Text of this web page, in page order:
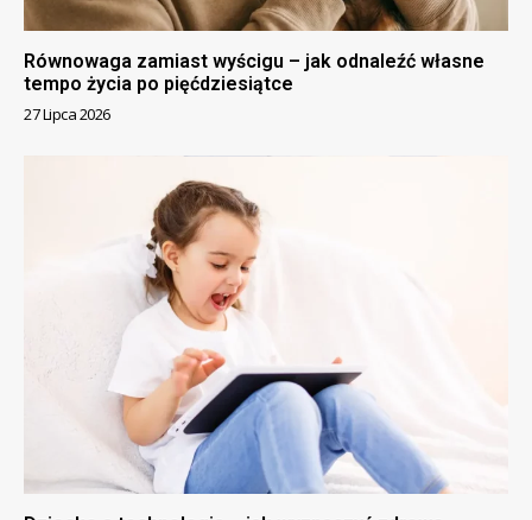
Równowaga zamiast wyścigu – jak odnaleźć własne
tempo życia po pięćdziesiątce
27 Lipca 2026